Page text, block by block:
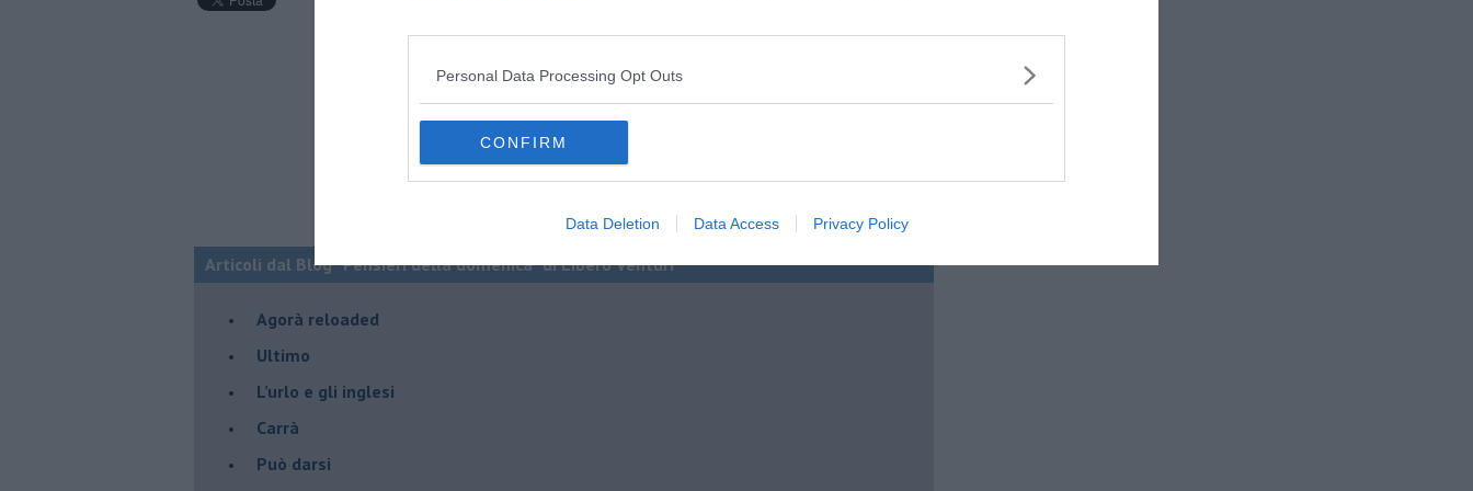
Personal Data Processing Opt Outs
CONFIRM
Data Deletion Data Access Privacy Policy
Articoli dal Blog “Pensieri della domenica” di Libero Venturi
​Agorà reloaded
Ultimo
​L’urlo e gli inglesi
Carrà
Può darsi